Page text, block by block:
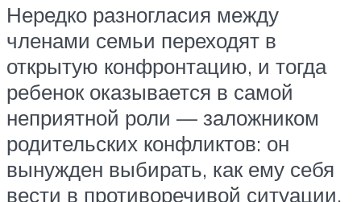
Нередко разногласия между
членами семьи переходят в
открытую конфронтацию, и тогда
ребенок оказывается в самой
неприятной роли — заложником
родительских конфликтов: он
вынужден выбирать, как ему себя
вести в противоречивой ситуации.